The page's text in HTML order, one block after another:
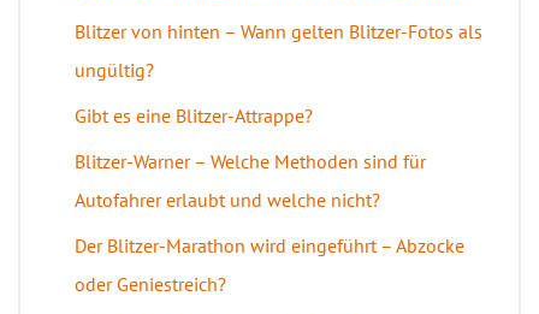
Blitzer von hinten – Wann gelten Blitzer-Fotos als
ungültig?
Gibt es eine Blitzer-Attrappe?
Blitzer-Warner – Welche Methoden sind für
Autofahrer erlaubt und welche nicht?
Der Blitzer-Marathon wird eingeführt – Abzocke
oder Geniestreich?